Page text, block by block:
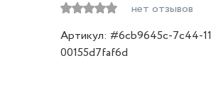
нет отзывов
Артикул: #6cb9645c-7c44-
00155d7faf6d